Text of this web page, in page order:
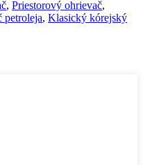
, Priestorový ohrievač,
petroleja, Klasický kórejský